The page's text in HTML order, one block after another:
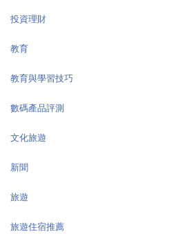
投資理財
教育
教育與學習技巧
數碼產品評測
文化旅遊
新聞
旅遊
旅遊住宿推薦